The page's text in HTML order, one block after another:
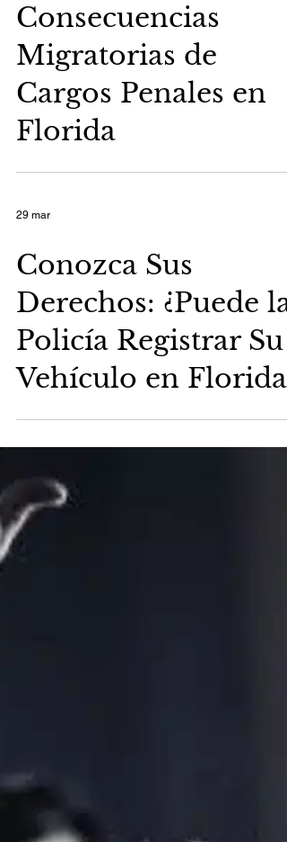
Consecuencias
Migratorias de
Cargos Penales en
Florida
29 mar
Conozca Sus
Derechos: ¿Puede la
Policía Registrar Su
Vehículo en Florida?